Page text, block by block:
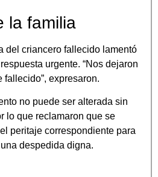
la familia
del criancero fallecido lamentó
urgente. “Nos dejaron
expresaron.
no puede ser alterada sin
lo que reclamaron que se
peritaje correspondiente para
despedida digna.